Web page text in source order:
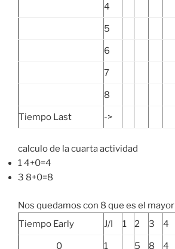
4
5
6
7
8
Tiempo Last ->
calculo de la cuarta actividad
1 4+0=4
3 8+0=8
Nos quedamos con 8 que es el mayor
Tiempo Early
J/I 1 2 3 4
0 1 5 8 4